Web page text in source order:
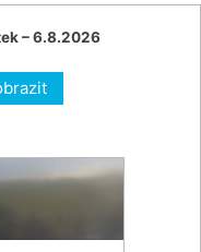
– 6.8.2026